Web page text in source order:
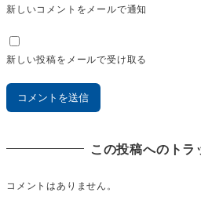
新しいコメントをメールで通知
新しい投稿をメールで受け取る
この投稿へのトラ
コメントはありません。